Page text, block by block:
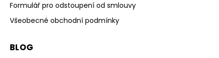
Formulář pro odstoupení od smlouvy
Všeobecné obchodní podmínky
BLOG